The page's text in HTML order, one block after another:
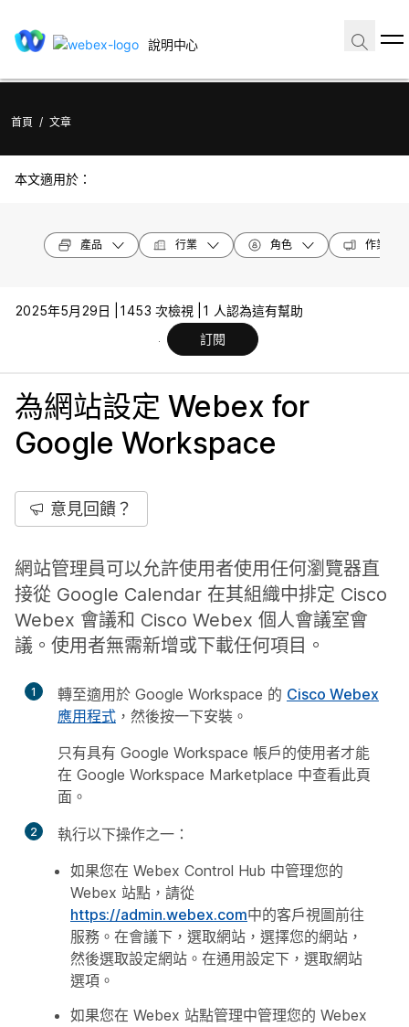
說明中心
首頁 / 文章
本文適用於：
產品 行業 角色 作業系統
2025年5月29日 | 1453 次檢視 |
1 人認為這有幫助
訂閱
為網站設定 Webex for
Google Workspace
意見回饋？
網站管理員可以允許使用者使用任何瀏覽器直
接從 Google Calendar 在其組織中排定 Cisco
Webex 會議和 Cisco Webex 個人會議室會
議。使用者無需新增或下載任何項目。
1 轉至適用於 Google Workspace 的 Cisco Webex
應用程式 ，然後按一下安裝 。
只有具有 Google Workspace 帳戶的使用者才能
在 Google Workspace Marketplace 中查看此頁
面。
2
執行以下操作之一：
如果您在 Webex Control Hub 中管理您的
Webex 站點，請從
https://admin.webex.com中的客戶視圖前往
服務 。在會議下，選取網站 ，選擇您的網站，
然後選取設定網站 。在通用設定下，選取網站
選項 。
如果您在 Webex 站點管理中管理您的 Webex